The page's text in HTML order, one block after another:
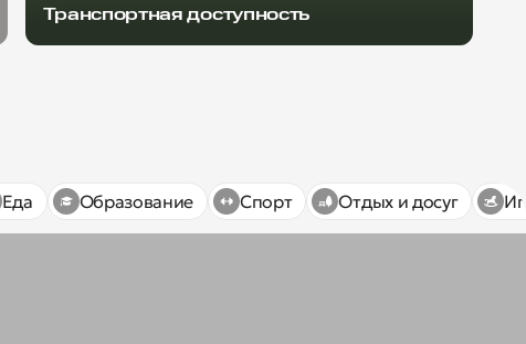
Транспортная доступность
Еда Образование Спорт Отдых и досуг